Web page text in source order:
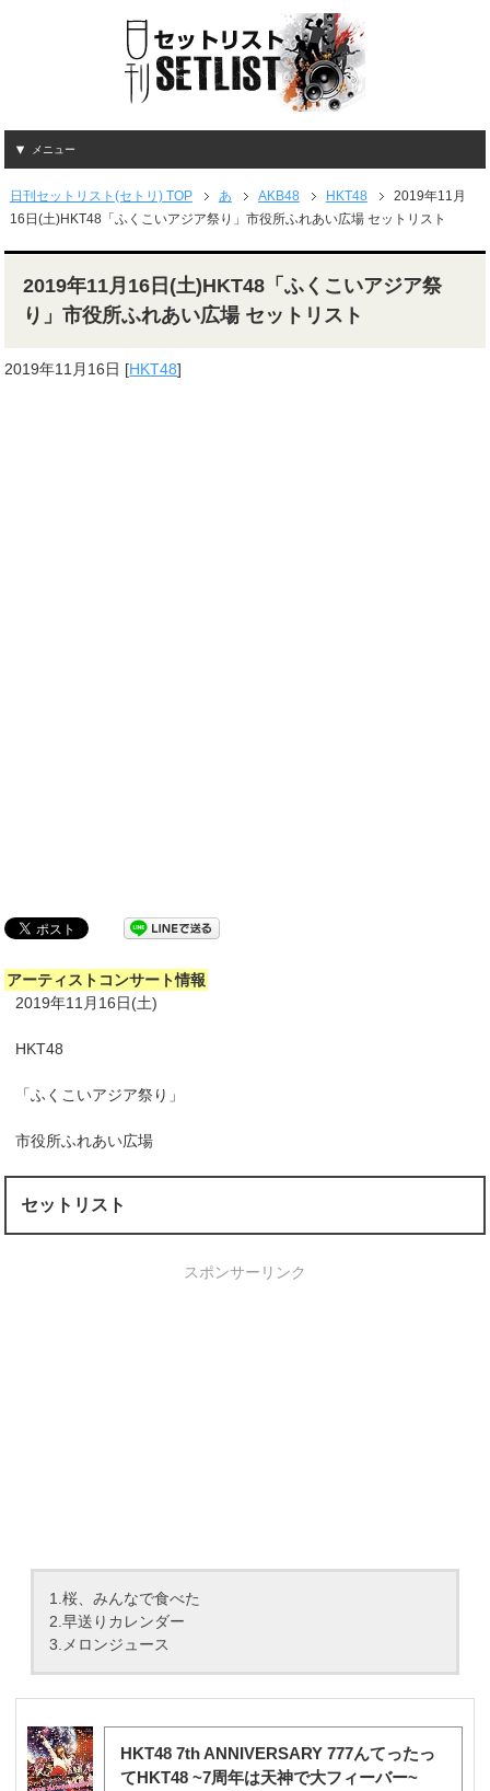
メニュー
日刊セットリスト(セトリ) TOP あ AKB48 HKT48
2019年11月
16日(土)HKT48「ふくこいアジア祭り」市役所ふれあい広場 セットリスト
2019年11月16日(土)HKT48「ふくこいアジア祭
り」市役所ふれあい広場 セットリスト
2019年11月16日 [HKT48]
アーティストコンサート情報
2019年11月16日(土)
HKT48
「ふくこいアジア祭り」
市役所ふれあい広場
セットリスト
スポンサーリンク
1.桜、みんなで食べた
2.早送りカレンダー
3.メロンジュース
HKT48 7th ANNIVERSARY 777んてったっ
てHKT48 ~7周年は天神で大フィーバー~